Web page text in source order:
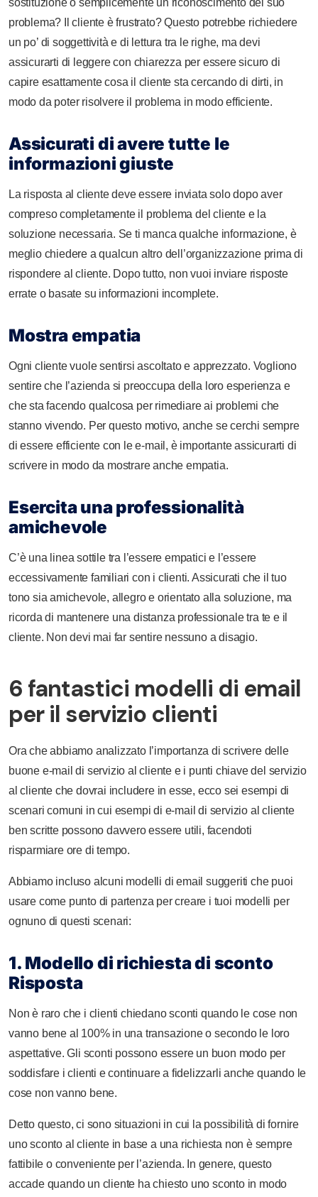
sostituzione o semplicemente un riconoscimento del suo
problema? Il cliente è frustrato? Questo potrebbe richiedere
un po’ di soggettività e di lettura tra le righe, ma devi
assicurarti di leggere con chiarezza per essere sicuro di
capire esattamente cosa il cliente sta cercando di dirti, in
modo da poter risolvere il problema in modo efficiente.
Assicurati di avere tutte le
informazioni giuste
La risposta al cliente deve essere inviata solo dopo aver
compreso completamente il problema del cliente e la
soluzione necessaria. Se ti manca qualche informazione, è
meglio chiedere a qualcun altro dell’organizzazione prima di
rispondere al cliente. Dopo tutto, non vuoi inviare risposte
errate o basate su informazioni incomplete.
Mostra empatia
Ogni cliente vuole sentirsi ascoltato e apprezzato. Vogliono
sentire che l’azienda si preoccupa della loro esperienza e
che sta facendo qualcosa per rimediare ai problemi che
stanno vivendo. Per questo motivo, anche se cerchi sempre
di essere efficiente con le e-mail, è importante assicurarti di
scrivere in modo da mostrare anche empatia.
Esercita una professionalità
amichevole
C’è una linea sottile tra l’essere empatici e l’essere
eccessivamente familiari con i clienti. Assicurati che il tuo
tono sia amichevole, allegro e orientato alla soluzione, ma
ricorda di mantenere una distanza professionale tra te e il
cliente. Non devi mai far sentire nessuno a disagio.
6 fantastici modelli di email
per il servizio clienti
Ora che abbiamo analizzato l’importanza di scrivere delle
buone e-mail di servizio al cliente e i punti chiave del servizio
al cliente che dovrai includere in esse, ecco sei esempi di
scenari comuni in cui esempi di e-mail di servizio al cliente
ben scritte possono davvero essere utili, facendoti
risparmiare ore di tempo.
Abbiamo incluso alcuni modelli di email suggeriti che puoi
usare come punto di partenza per creare i tuoi modelli per
ognuno di questi scenari:
1. Modello di richiesta di sconto
Risposta
Non è raro che i clienti chiedano sconti quando le cose non
vanno bene al 100% in una transazione o secondo le loro
aspettative. Gli sconti possono essere un buon modo per
soddisfare i clienti e continuare a fidelizzarli anche quando le
cose non vanno bene.
Detto questo, ci sono situazioni in cui la possibilità di fornire
uno sconto al cliente in base a una richiesta non è sempre
fattibile o conveniente per l’azienda. In genere, questo
accade quando un cliente ha chiesto uno sconto in modo